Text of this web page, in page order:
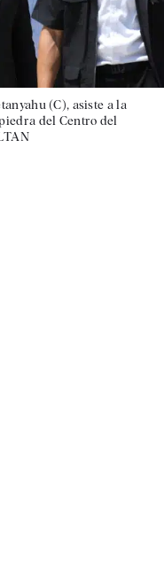
(C), asiste a la
del Centro del